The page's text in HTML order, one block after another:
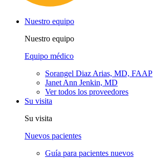
Nuestro equipo
Nuestro equipo
Equipo médico
Sorangel Diaz Arias, MD, FAAP
Janet Ann Jenkin, MD
Ver todos los proveedores
Su visita
Su visita
Nuevos pacientes
Guía para pacientes nuevos